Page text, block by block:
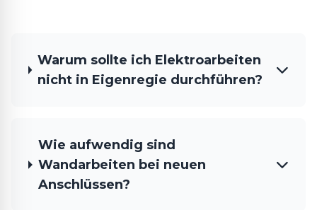
Warum sollte ich Elektroarbeiten
nicht in Eigenregie durchführen?
Wie aufwendig sind
Wandarbeiten bei neuen
Anschlüssen?